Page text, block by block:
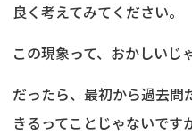
良く考えてみてください。
この現象って、おかしいじ
だったら、最初から過去問
きるってことじゃないです